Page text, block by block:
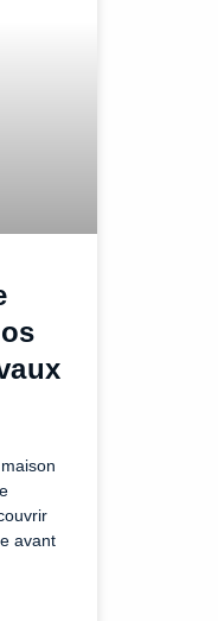
avant